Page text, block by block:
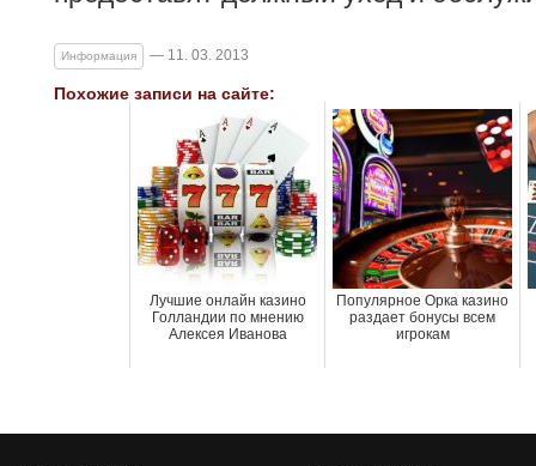
Информация — 11. 03. 2013
Похожие записи на сайте:
Лучшие онлайн казино
Голландии по мнению
Алексея Иванова
Популярное Орка казино
раздает бонусы всем
игрокам